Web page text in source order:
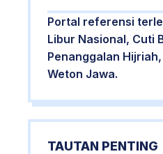
Portal referensi
Libur Nasional, Cuti
Penanggalan
Weton Jawa.
TAUTAN PENTING